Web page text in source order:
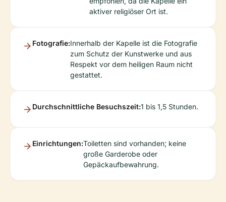
aktiver religiöser Ort ist.
Fotografie:Innerhalb der Kapelle ist die Fotografie
zum Schutz der Kunstwerke und aus
Respekt vor dem heiligen Raum nicht
gestattet.
Durchschnittliche Besuchszeit:1 bis 1,5 Stunden.
Einrichtungen:Toiletten sind vorhanden; keine
große Garderobe oder
Gepäckaufbewahrung.